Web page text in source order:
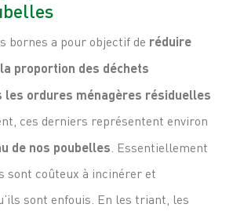
bornes a pour objectif de réduire
proportion des déchets
les ordures ménagères résiduelles
ces derniers représentent environ
de nos poubelles . Essentiellement
sont coûteux à incinérer et
sont enfouis. En les triant, les